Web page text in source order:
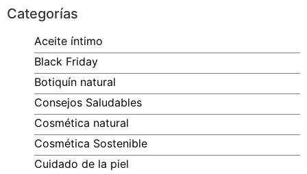
Categorías
Aceite íntimo
Black Friday
Botiquín natural
Consejos Saludables
Cosmética natural
Cosmética Sostenible
Cuidado de la piel